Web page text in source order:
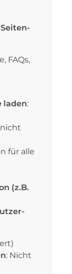
FAQs,
laden:
für alle
(z.B.
: Nicht